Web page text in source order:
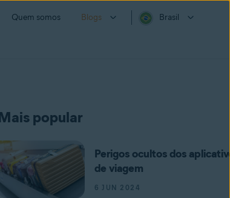
Quem somos Blogs Brasil
popular
Perigos ocultos dos
de viagem
6 JUN 2024